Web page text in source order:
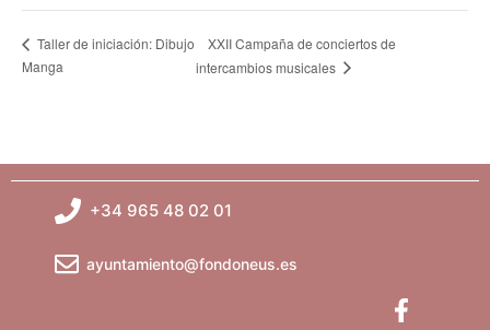
Taller de iniciación: Dibujo
Manga
XXII Campaña de conciertos de
intercambios musicales
+34 965 48 02 01
ayuntamiento@fondoneus.es